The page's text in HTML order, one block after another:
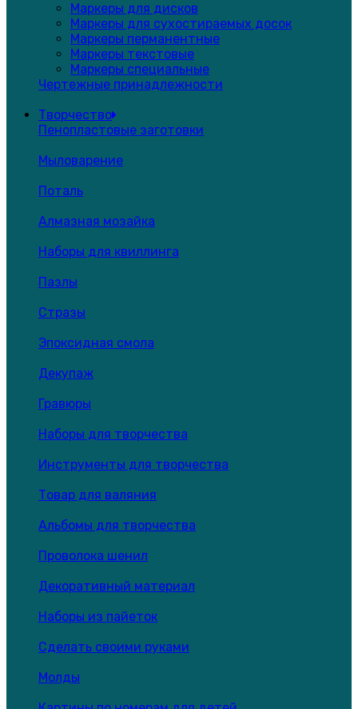
Маркеры для дисков
Маркеры для сухостираемых досок
Маркеры перманентные
Маркеры текстовые
Маркеры специальные
Чертежные принадлежности
Творчество
Пенопластовые заготовки
Мыловарение
Поталь
Алмазная мозайка
Наборы для квиллинга
Пазлы
Стразы
Эпоксидная смола
Декупаж
Гравюры
Наборы для творчества
Инструменты для творчества
Товар для валяния
Альбомы для творчества
Проволока шенил
Декоративный материал
Наборы из пайеток
Сделать своими руками
Молды